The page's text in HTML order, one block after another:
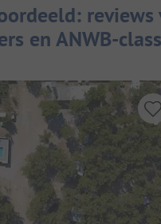
reviews
en ANWB-